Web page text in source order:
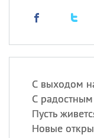
С выходом
С
Пусть
Новые